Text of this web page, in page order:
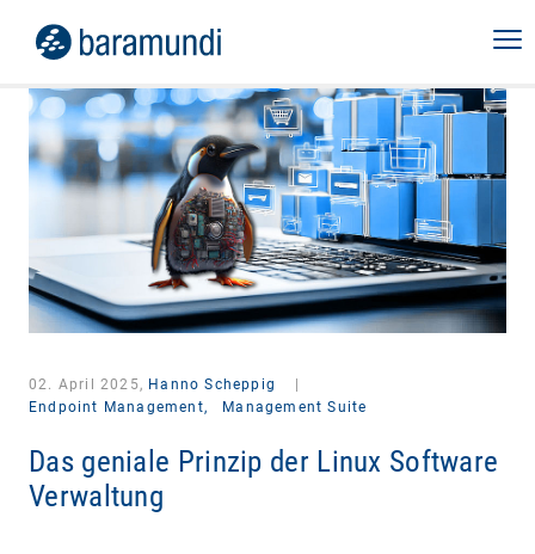
02. April 2025, Hanno Scheppig
Endpoint Management,
Management Suite
Das geniale Prinzip der Linux Software
Verwaltung